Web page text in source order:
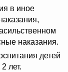
в иное
наказания.
детей
лет.